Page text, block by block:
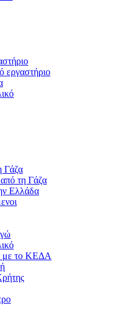
εργαστήριο
Γάζα
τη Γάζα
Ελλάδα
με το ΚΕΔΑ